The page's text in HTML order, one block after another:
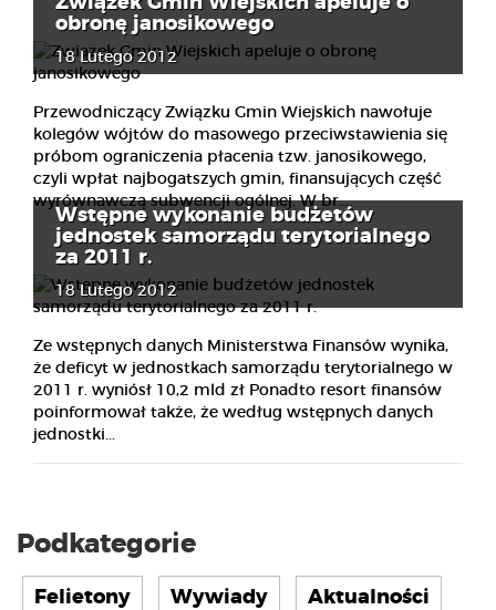
obronę janosikowego
18 Lutego 2012
Przewodniczący Związku Gmin Wiejskich nawołuje
kolegów wójtów do masowego przeciwstawienia się
próbom ograniczenia płacenia tzw. janosikowego,
czyli wpłat najbogatszych gmin, finansujących część
wyrównawczą subwencji ogólnej. W br....
Wstępne wykonanie budżetów
jednostek samorządu terytorialnego
za 2011 r.
18 Lutego 2012
Ze wstępnych danych Ministerstwa Finansów wynika,
że deficyt w jednostkach samorządu terytorialnego w
2011 r. wyniósł 10,2 mld zł Ponadto resort finansów
poinformował także, że według wstępnych danych
jednostki...
Podkategorie
Felietony Wywiady Aktualności